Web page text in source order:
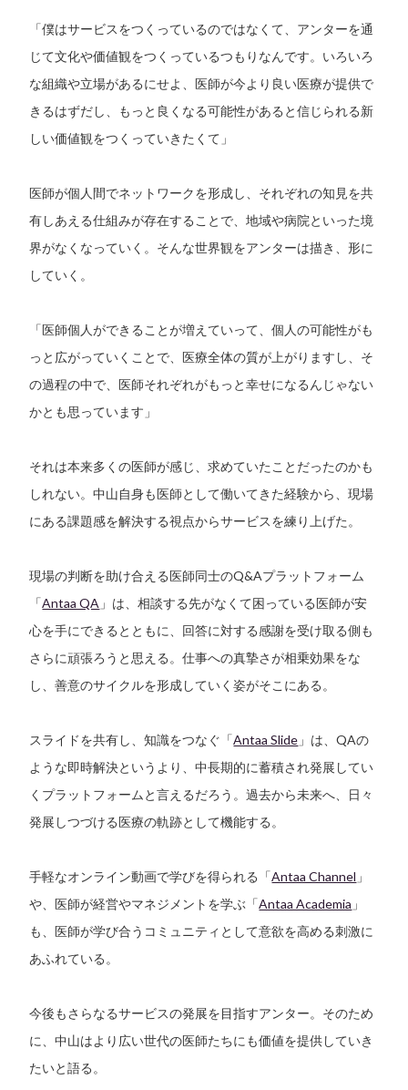
「僕はサービスをつくっているのではなくて、アンターを通
じて文化や価値観をつくっているつもりなんです。いろいろ
な組織や立場があるにせよ、医師が今より良い医療が提供で
きるはずだし、もっと良くなる可能性があると信じられる新
しい価値観をつくっていきたくて」
医師が個人間でネットワークを形成し、それぞれの知見を共
有しあえる仕組みが存在することで、地域や病院といった境
界がなくなっていく。そんな世界観をアンターは描き、形に
していく。
「医師個人ができることが増えていって、個人の可能性がも
っと広がっていくことで、医療全体の質が上がりますし、そ
の過程の中で、医師それぞれがもっと幸せになるんじゃない
かとも思っています」
それは本来多くの医師が感じ、求めていたことだったのかも
しれない。中山自身も医師として働いてきた経験から、現場
にある課題感を解決する視点からサービスを練り上げた。
現場の判断を助け合える医師同士のQ&Aプラットフォーム
「Antaa QA 」は、相談する先がなくて困っている医師が安
心を手にできるとともに、回答に対する感謝を受け取る側も
さらに頑張ろうと思える。仕事への真摯さが相乗効果をな
し、善意のサイクルを形成していく姿がそこにある。
スライドを共有し、知識をつなぐ「Antaa Slide 」は、QAの
ような即時解決というより、中長期的に蓄積され発展してい
くプラットフォームと言えるだろう。過去から未来へ、日々
発展しつづける医療の軌跡として機能する。
手軽なオンライン動画で学びを得られる「Antaa Channel 」
や、医師が経営やマネジメントを学ぶ「Antaa Academia 」
も、医師が学び合うコミュニティとして意欲を高める刺激に
あふれている。
今後もさらなるサービスの発展を目指すアンター。そのため
に、中山はより広い世代の医師たちにも価値を提供していき
たいと語る。